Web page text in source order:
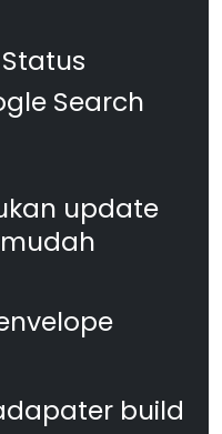
Search
update
build